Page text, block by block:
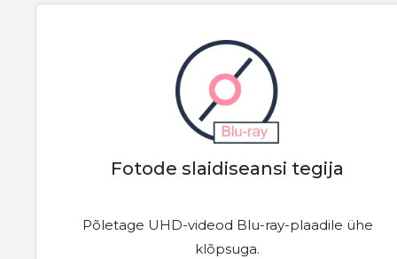
Fotode slaidiseansi tegija
Põletage UHD-videod Blu-ray-plaadile ühe
klõpsuga.